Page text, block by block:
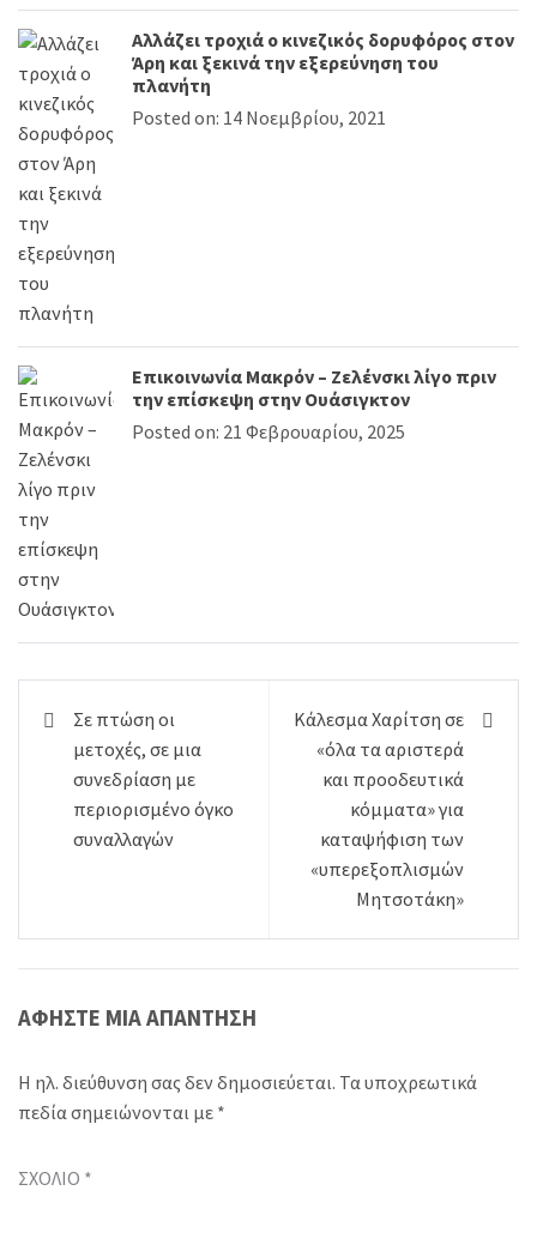
Αλλάζει τροχιά ο κινεζικός δορυφόρος στον
Άρη και ξεκινά την εξερεύνηση του
πλανήτη
Posted on: 14 Νοεμβρίου, 2021
Επικοινωνία Μακρόν – Ζελένσκι λίγο πριν
την επίσκεψη στην Ουάσιγκτον
Posted on: 21 Φεβρουαρίου, 2025
Πλοήγηση
άρθρων
Σε πτώση οι
μετοχές, σε μια
συνεδρίαση με
περιορισμένο όγκο
συναλλαγών
Κάλεσμα Χαρίτση σε
«όλα τα αριστερά
και προοδευτικά
κόμματα» για
καταψήφιση των
«υπερεξοπλισμών
Μητσοτάκη»
ΑΦΉΣΤΕ ΜΙΑ ΑΠΆΝΤΗΣΗ
Η ηλ. διεύθυνση σας δεν δημοσιεύεται. Τα υποχρεωτικά
πεδία σημειώνονται με *
ΣΧΌΛΙΟ *